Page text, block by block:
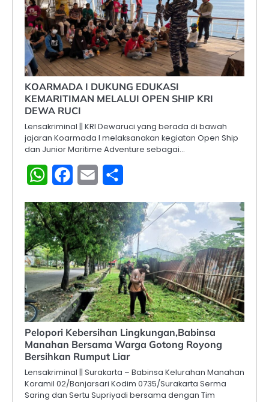
KOARMADA I DUKUNG EDUKASI
KEMARITIMAN MELALUI OPEN SHIP KRI
DEWA RUCI
Lensakriminal || KRI Dewaruci yang berada di bawah
jajaran Koarmada I melaksanakan kegiatan Open Ship
dan Junior Maritime Adventure sebagai…
WhatsAppFacebook
Email
Pelopori Kebersihan Lingkungan,Babinsa
Manahan Bersama Warga Gotong Royong
Bersihkan Rumput Liar
Lensakriminal || Surakarta – Babinsa Kelurahan Manahan
Koramil 02/Banjarsari Kodim 0735/Surakarta Serma
Saring dan Sertu Supriyadi bersama dengan Tim